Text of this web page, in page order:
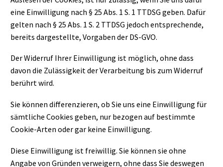
eine Einwilligung nach § 25 Abs. 1 S. 1 TTDSG geben. Dafür
gelten nach § 25 Abs. 1 S. 2 TTDSG jedoch entsprechende,
bereits dargestellte, Vorgaben der DS-GVO.
Der Widerruf Ihrer Einwilligung ist möglich, ohne dass
davon die Zulässigkeit der Verarbeitung bis zum Widerruf
berührt wird.
Sie können differenzieren, ob Sie uns eine Einwilligung für
sämtliche Cookies geben, nur bezogen auf bestimmte
Cookie-Arten oder gar keine Einwilligung.
Diese Einwilligung ist freiwillig. Sie können sie ohne
Angabe von Gründen verweigern, ohne dass Sie deswegen